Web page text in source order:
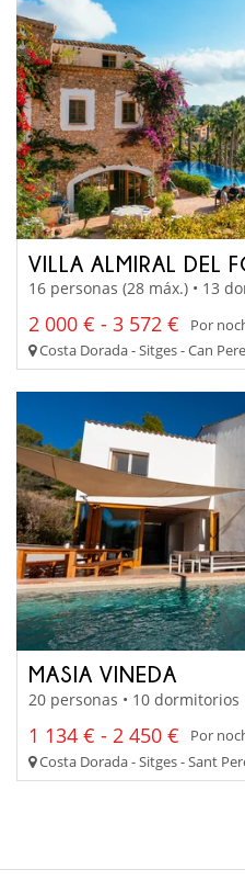
VILLA ALMIRAL DEL
16 personas (28 máx.) • 13
2 000 € - 3 572 €
Por
Costa Dorada - Sitges - Can
MASIA VINEDA
20 personas • 10 dormitorios
1 134 € - 2 450 €
Por
Costa Dorada - Sitges - Sant